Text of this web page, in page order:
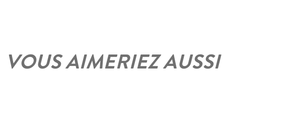
VOUS AIMERIEZ AUSSI